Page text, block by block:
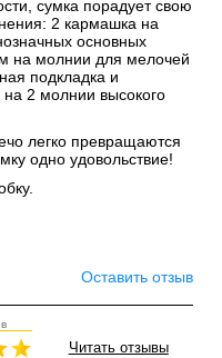
сумка порадует свою
2 кармашка на
основных
на молнии для мелочей
подкладка и
2 молнии высокого
легко превращаются
одно удовольствие!
Оставить отзыв
Читать отзывы